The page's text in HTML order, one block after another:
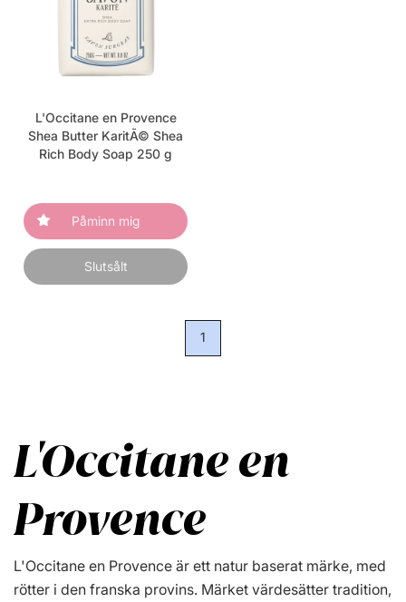
L'Occitane en Provence
Shea Butter KaritÃ© Shea
Rich Body Soap 250 g
Påminn mig
Slutsålt
1
L'Occitane en
Provence
L'Occitane en Provence är ett natur baserat märke, med
rötter i den franska provins. Märket värdesätter tradition,